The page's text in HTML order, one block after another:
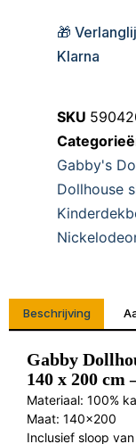
🎁
Klarna
SKU
Gabby's
Dollhouse
Beschrijving
Gabby
140 x 200 cm
Materiaal: 100%
Maat: 140×200
Inclusief sloop